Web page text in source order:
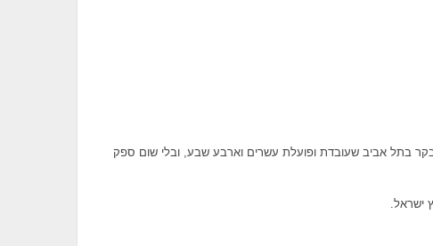
בתל אביב שעובדת ופועלת עשרים וארבע שבע, ובלי שום ספק
ישראל.